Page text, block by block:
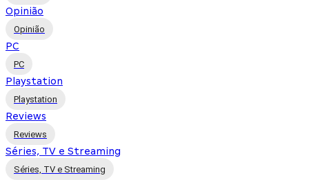
Opinião
Opinião
PC
PC
Playstation
Playstation
Reviews
Reviews
Séries, TV e Streaming
Séries, TV e Streaming